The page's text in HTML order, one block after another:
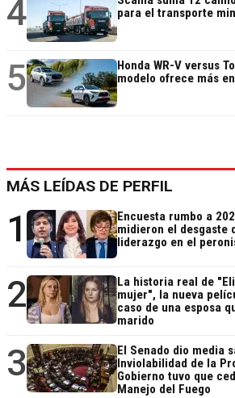
4
para el transporte
5
Honda WR-V versus
modelo ofrece más
MÁS LEÍDAS DE PERFIL
1
Encuesta rumbo a
midieron el desgaste
liderazgo en el
2
La historia real de
mujer", la nueva
caso de una esposa
marido
3
El Senado dio media
Inviolabilidad de la
Gobierno tuvo que
Manejo del Fuego